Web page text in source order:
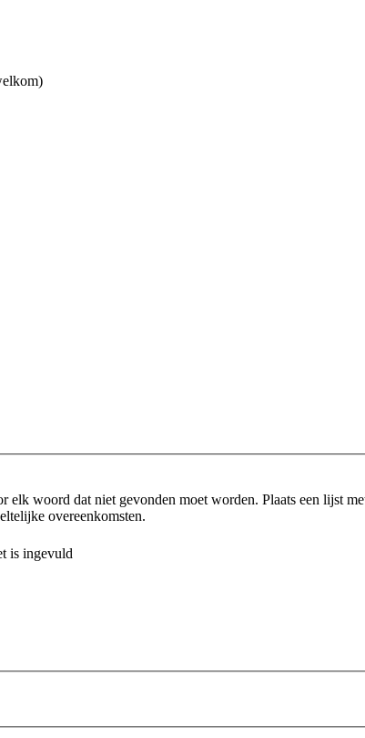
elk woord dat niet gevonden moet worden. Plaats een lijst
overeenkomsten.
is ingevuld